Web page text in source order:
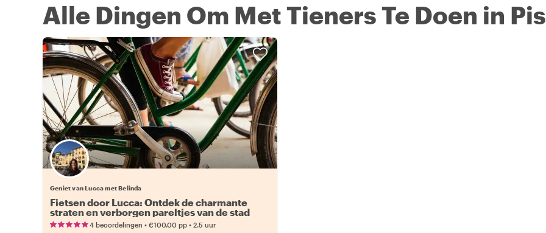
Alle Dingen Om Met Tieners Te Doen in
Geniet van Lucca met Belinda
Fietsen door Lucca: Ontdek de charmante
straten en verborgen pareltjes van de stad
4 beoordelingen • €100.00 pp • 2.5 uur